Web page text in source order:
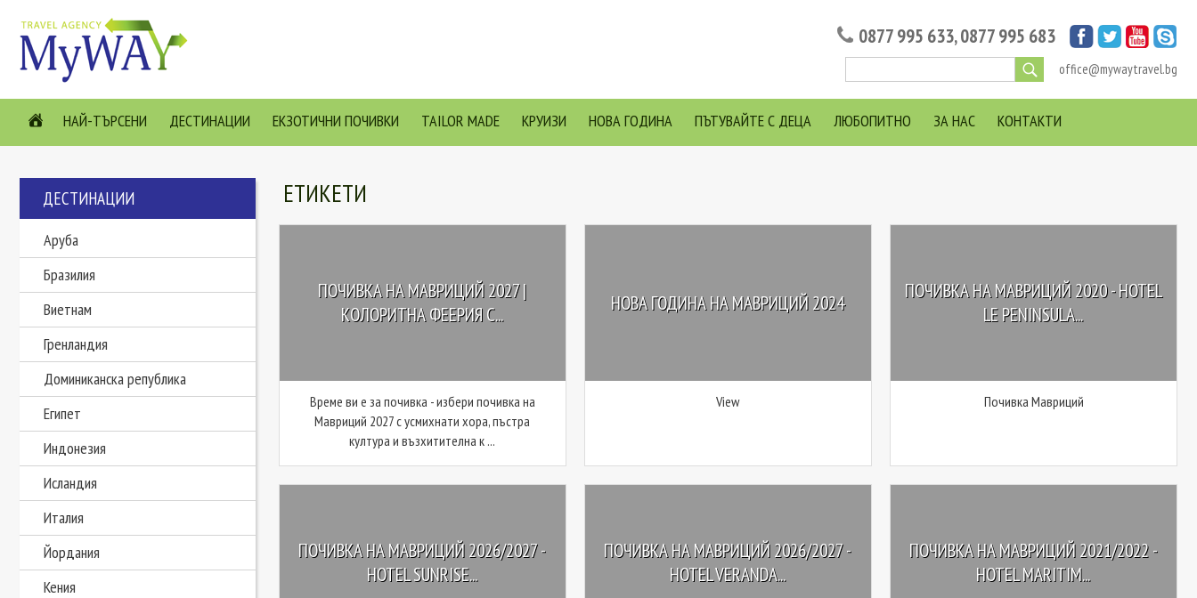
0877 995 633,0877 995 683
office@mywaytravel.bg
НАЙ-ТЪРСЕНИ ДЕСТИНАЦИИ ЕКЗОТИЧНИ ПОЧИВКИ TAILOR MADE КРУИЗИ НОВА ГОДИНА ПЪТУВАЙТЕ С ДЕЦА ЛЮБОПИТНО ЗА НАС КОНТАКТИ
ДЕСТИНАЦИИ
Аруба
Бразилия
Виетнам
Гренландия
Доминиканска република
Египет
Индонезия
Исландия
Италия
Йордания
Кения
ЕТИКЕТИ
ПОЧИВКА НА МАВРИЦИЙ 2027 |
КОЛОРИТНА ФЕЕРИЯ С...
Време ви е за почивка - избери почивка на
Мавриций 2027 с усмихнати хора, пъстра
култура и възхитителна к ...
НОВА ГОДИНА НА МАВРИЦИЙ 2024
View
ПОЧИВКА НА МАВРИЦИЙ 2020 - HOTEL
LE PENINSULA...
Почивка Мавриций
ПОЧИВКА НА МАВРИЦИЙ 2026/2027 -
HOTEL SUNRISE...
ПОЧИВКА НА МАВРИЦИЙ 2026/2027 -
HOTEL VERANDA...
ПОЧИВКА НА МАВРИЦИЙ 2021/2022 -
HOTEL MARITIM...